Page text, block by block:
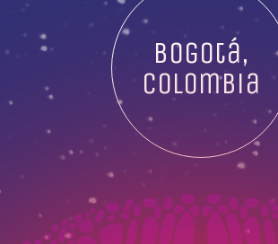
Bogotá,
Colombia